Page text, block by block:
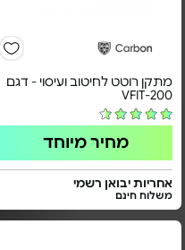
מתקן רוטט לחיטוב ועיסוי - דגם
VFIT-200
מחיר מיוחד
אחריות יבואן רשמי
משלוח חינם